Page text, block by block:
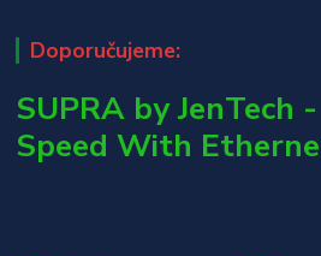
Doporučujeme:
SUPRA by JenTech
Speed With